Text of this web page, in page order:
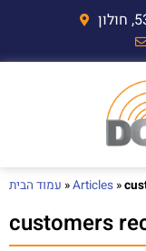
עמוד הבית »Articles »
customers